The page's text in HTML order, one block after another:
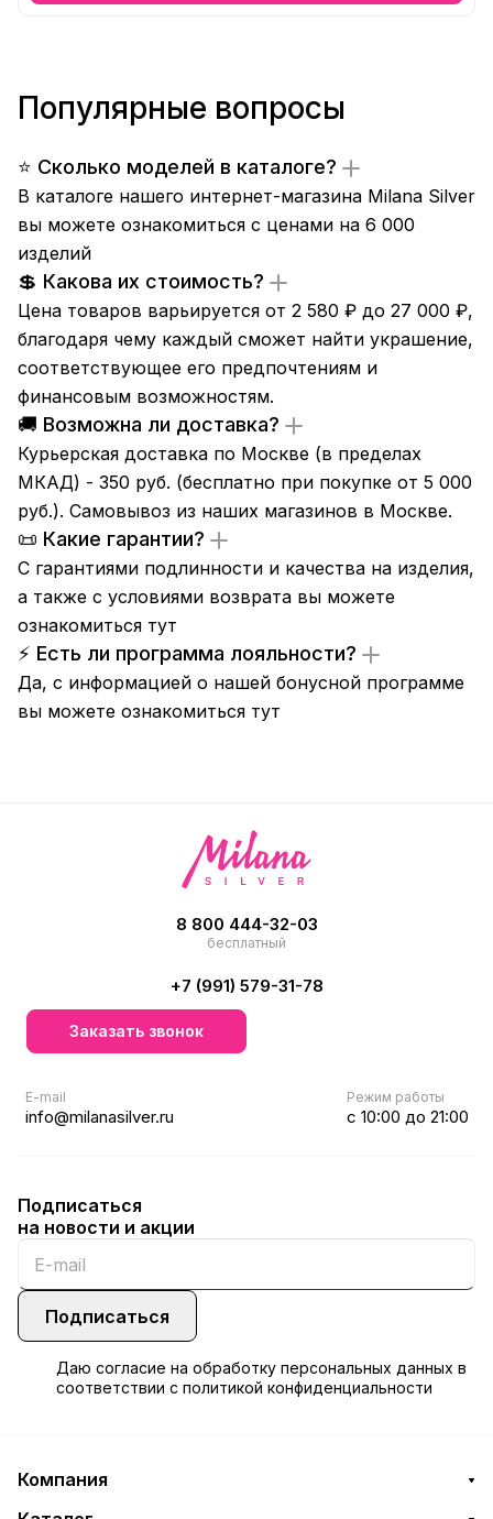
Популярные вопросы
⭐ Сколько моделей в каталоге?
В каталоге нашего интернет-магазина Milana Silver
вы можете ознакомиться с ценами на 6 000
изделий
💲 Какова их стоимость?
Цена товаров варьируется от 2 580 ₽ до 27 000 ₽,
благодаря чему каждый сможет найти украшение,
соответствующее его предпочтениям и
финансовым возможностям.
🚚 Возможна ли доставка?
Курьерская доставка по Москве (в пределах
МКАД) - 350 руб. (бесплатно при покупке от 5 000
руб.). Самовывоз из наших магазинов в Москве.
📜 Какие гарантии?
С гарантиями подлинности и качества на изделия,
а также с условиями возврата вы можете
ознакомиться тут
⚡ Есть ли программа лояльности?
Да, с информацией о нашей бонусной программе
вы можете ознакомиться тут
8 800 444-32-03
бесплатный
+7 (991) 579-31-78
Заказать звонок
E-mail
info@milanasilver.ru
Режим работы
с 10:00 до 21:00
Подписаться
на новости и акции
Подписаться
Даю согласие на обработку персональных данных в
соответствии с политикой конфиденциальности
Компания